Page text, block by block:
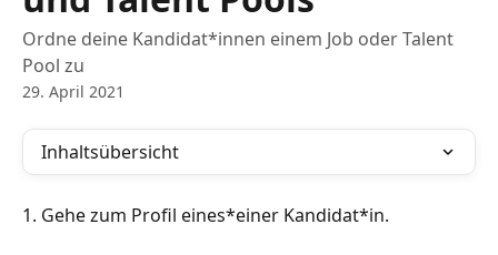
Ordne deine Kandidat*innen einem Job oder Talent
Pool zu
29. April 2021
Inhaltsübersicht
1. Gehe zum Profil eines*einer Kandidat*in.